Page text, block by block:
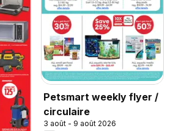
Petsmart weekly flyer /
circulaire
3 août - 9 août 2026